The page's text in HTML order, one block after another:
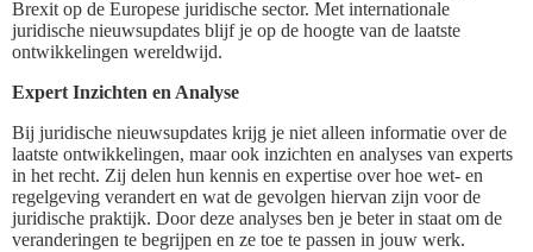
Brexit op de Europese juridische sector. Met internationale
juridische nieuwsupdates blijf je op de hoogte van de laatste
ontwikkelingen wereldwijd.
Expert Inzichten en Analyse
Bij juridische nieuwsupdates krijg je niet alleen informatie over de
laatste ontwikkelingen, maar ook inzichten en analyses van experts
in het recht. Zij delen hun kennis en expertise over hoe wet- en
regelgeving verandert en wat de gevolgen hiervan zijn voor de
juridische praktijk. Door deze analyses ben je beter in staat om de
veranderingen te begrijpen en ze toe te passen in jouw werk.